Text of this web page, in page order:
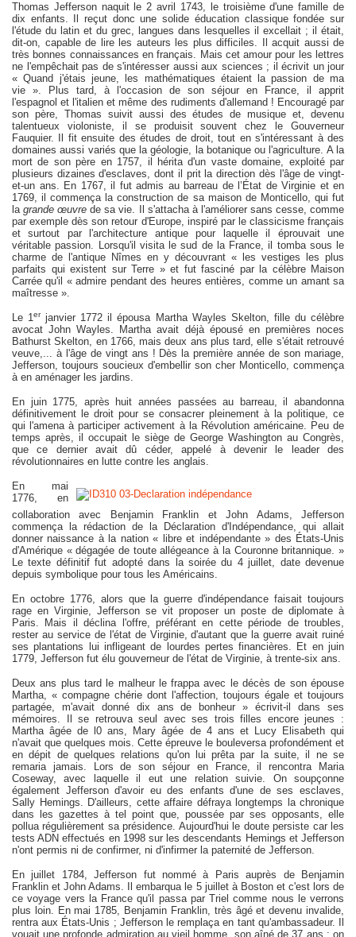
Thomas Jefferson naquit le 2 avril 1743, le troisième d'une famille de
dix enfants. Il reçut donc une solide éducation classique fondée sur
l'étude du latin et du grec, langues dans lesquelles il excellait ; il était,
dit-on, capable de lire les auteurs les plus difficiles. Il acquit aussi de
très bonnes connaissances en français. Mais cet amour pour les lettres
ne l'empêchait pas de s'intéresser aussi aux sciences ; il écrivit un jour
« Quand j'étais jeune, les mathématiques étaient la passion de ma
vie ». Plus tard, à l'occasion de son séjour en France, il apprit
l'espagnol et l'italien et même des rudiments d'allemand ! Encouragé par
son père, Thomas suivit aussi des études de musique et, devenu
talentueux violoniste, il se produisit souvent chez le Gouverneur
Fauquier. Il fit ensuite des études de droit, tout en s'intéressant à des
domaines aussi variés que la géologie, la botanique ou l'agriculture. A la
mort de son père en 1757, il hérita d'un vaste domaine, exploité par
plusieurs dizaines d'esclaves, dont il prit la direction dès l'âge de vingt-
et-un ans. En 1767, il fut admis au barreau de l’État de Virginie et en
1769, il commença la construction de sa maison de Monticello, qui fut
lagrandeœuvre de sa vie. Il s'attacha à l'améliorer sans cesse, comme
par exemple dès son retour d'Europe, inspiré par le classicisme français
et surtout par l'architecture antique pour laquelle il éprouvait une
véritable passion. Lorsqu'il visita le sud de la France, il tomba sous le
charme de l'antique Nîmes en y découvrant « les vestiges les plus
parfaits qui existent sur Terre » et fut fasciné par la célèbre Maison
Carrée qu'il « admire pendant des heures entières, comme un amant sa
maîtresse ».
Le 1erjanvier 1772 il épousa Martha Wayles Skelton, fille du célèbre
avocat John Wayles. Martha avait déjà épousé en premières noces
Bathurst Skelton, en 1766, mais deux ans plus tard, elle s'était retrouvé
veuve,... à l'âge de vingt ans ! Dès la première année de son mariage,
Jefferson, toujours soucieux d'embellir son cher Monticello, commença
à en aménager les jardins.
En juin 1775, après huit années passées au barreau, il abandonna
définitivement le droit pour se consacrer pleinement à la politique, ce
qui l'amena à participer activement à la Révolution américaine. Peu de
temps après, il occupait le siège de George Washington au Congrès,
que ce dernier avait dû céder, appelé à devenir le leader des
révolutionnaires en lutte contre les anglais.
En mai
1776, en
collaboration avec Benjamin Franklin et John Adams, Jefferson
commença la rédaction de la Déclaration d'Indépendance, qui allait
donner naissance à la nation « libre et indépendante » des États-Unis
d'Amérique « dégagée de toute allégeance à la Couronne britannique. »
Le texte définitif fut adopté dans la soirée du 4 juillet, date devenue
depuis symbolique pour tous les Américains.
En octobre 1776, alors que la guerre d'indépendance faisait toujours
rage en Virginie, Jefferson se vit proposer un poste de diplomate à
Paris. Mais il déclina l'offre, préférant en cette période de troubles,
rester au service de l'état de Virginie, d'autant que la guerre avait ruiné
ses plantations lui infligeant de lourdes pertes financières. Et en juin
1779, Jefferson fut élu gouverneur de l'état de Virginie, à trente-six ans.
Deux ans plus tard le malheur le frappa avec le décès de son épouse
Martha, « compagne chérie dont l'affection, toujours égale et toujours
partagée, m'avait donné dix ans de bonheur » écrivit-il dans ses
mémoires. Il se retrouva seul avec ses trois filles encore jeunes :
Martha âgée de l0 ans, Mary âgée de 4 ans et Lucy Elisabeth qui
n'avait que quelques mois. Cette épreuve le bouleversa profondément et
en dépit de quelques relations qu'on lui prêta par la suite, il ne se
remaria jamais. Lors de son séjour en France, il rencontra Maria
Coseway, avec laquelle il eut une relation suivie. On soupçonne
également Jeffersond'avoir eu des enfants d'une de ses esclaves,
Sally Hemings. D'ailleurs, cette affaire défraya longtemps la chronique
dans les gazettes à tel point que, poussée par ses opposants, elle
polluarégulièrement sa présidence. Aujourd'hui le doute persiste car les
tests ADN effectués en 1998 sur les descendants Hemings et Jefferson
n'ont permis ni de confirmer, ni d'infirmer la paternité de Jefferson.
En juillet 1784, Jefferson fut nommé à Paris auprès de Benjamin
Franklin et John Adams. Il embarqua le 5 juillet à Boston et c'est lors de
ce voyage vers la France qu'il passa par Triel comme nous le verrons
plus loin. En mai 1785, Benjamin Franklin, très âgé et devenu invalide,
rentra aux États-Unis ; Jefferson le remplaça en tant qu'ambassadeur. Il
vouait une profonde admiration au vieil homme, son aîné de 37 ans ; on